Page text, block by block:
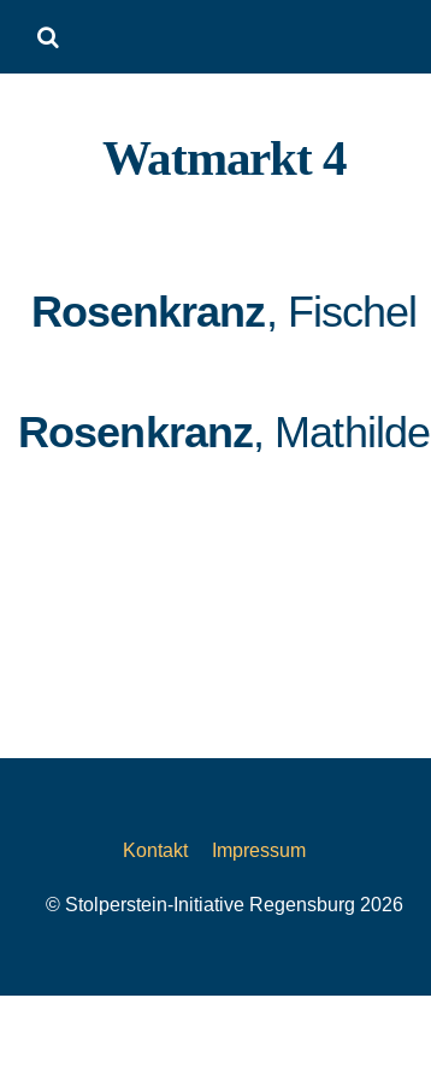
Watmarkt 4
Rosenkranz, Fischel
Rosenkranz, Mathilde
Kontakt Impressum
© Stolperstein-Initiative Regensburg 2026